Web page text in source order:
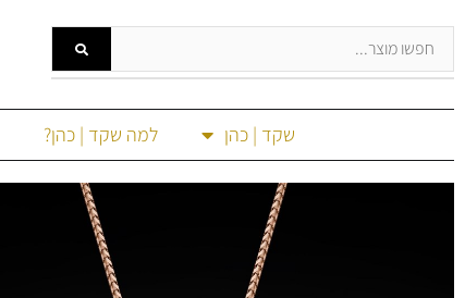
שקד | כהן למה שקד | כהן?